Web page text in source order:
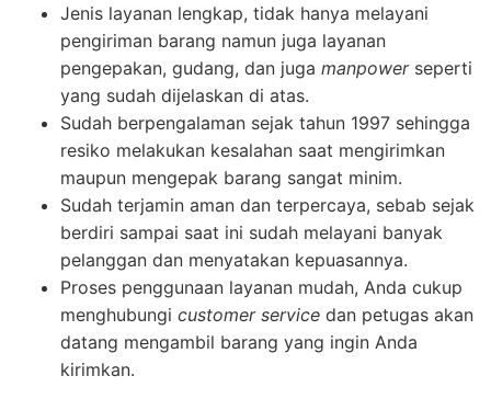
Jenis layanan lengkap, tidak hanya melayani
pengiriman barang namun juga layanan
pengepakan, gudang, dan juga manpowerseperti
yang sudah dijelaskan di atas.
Sudah berpengalaman sejak tahun 1997 sehingga
resiko melakukan kesalahan saat mengirimkan
maupun mengepak barang sangat minim.
Sudah terjamin aman dan terpercaya, sebab sejak
berdiri sampai saat ini sudah melayani banyak
pelanggan dan menyatakan kepuasannya.
Proses penggunaan layanan mudah, Anda cukup
menghubungi customer service dan petugas akan
datang mengambil barang yang ingin Anda
kirimkan.